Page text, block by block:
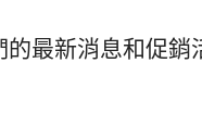
的最新消息和促銷